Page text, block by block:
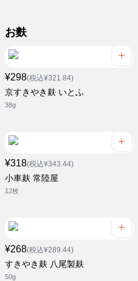
お麩
¥298(税込¥321.84)
京すきやき麸 いとふ
38g
¥318(税込¥343.44)
小車麸 常陸屋
12枚
¥268(税込¥289.44)
すきやき麸 八尾製麸
50g